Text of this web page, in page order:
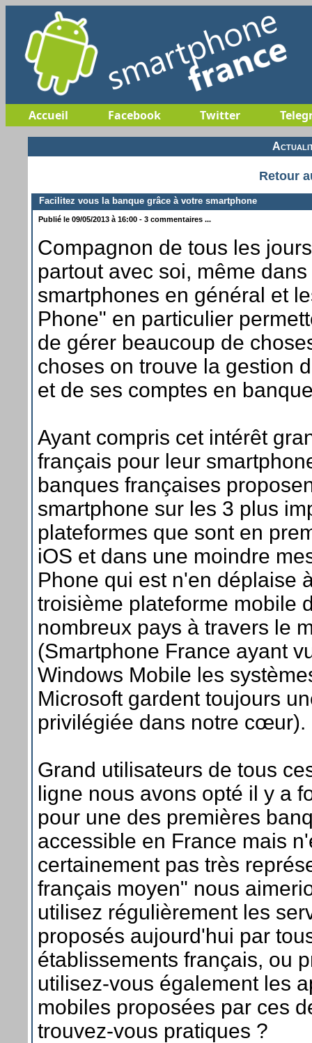
Accueil Facebook Twitter
Retour
Facilitez vous la banque grâce à votre smartphone
Publié le 09/05/2013 à 16:00 - 3 commentaires ...
Compagnon de tous les
partout avec soi, même
smartphones en général et
Phone" en particulier
de gérer beaucoup de
choses on trouve la gestion
et de ses comptes en
Ayant compris cet intérêt
français pour leur
banques françaises
smartphone sur les 3 plus
plateformes que sont en
iOS et dans une moindre
Phone qui est n'en déplaise
troisième plateforme mobile
nombreux pays à travers le
(Smartphone France ayant
Windows Mobile les
Microsoft gardent toujours
privilégiée dans notre cœur).
Grand utilisateurs de tous
ligne nous avons opté il y a
pour une des premières
accessible en France mais
certainement pas très
français moyen" nous
utilisez régulièrement les
proposés aujourd'hui par
établissements français, ou
utilisez-vous également les
mobiles proposées par ces
trouvez-vous pratiques ?